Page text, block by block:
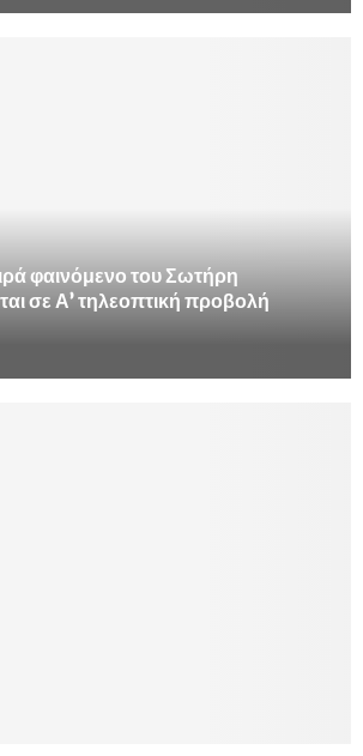
φαινόμενο του Σωτήρη
σε Α’ τηλεοπτική προβολή